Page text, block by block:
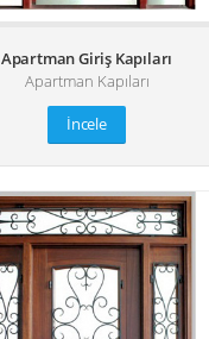
Apartman Giriş Kapıları
Apartman Kapıları
İncele